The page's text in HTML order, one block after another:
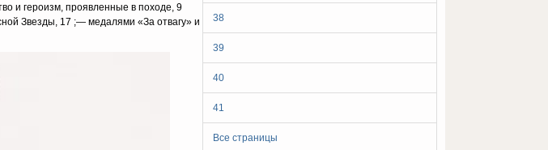
38
39
40
41
Все страницы
и героизм, проявленные в походе, 9
Звезды, 17 ;— медалями «За отвагу» и